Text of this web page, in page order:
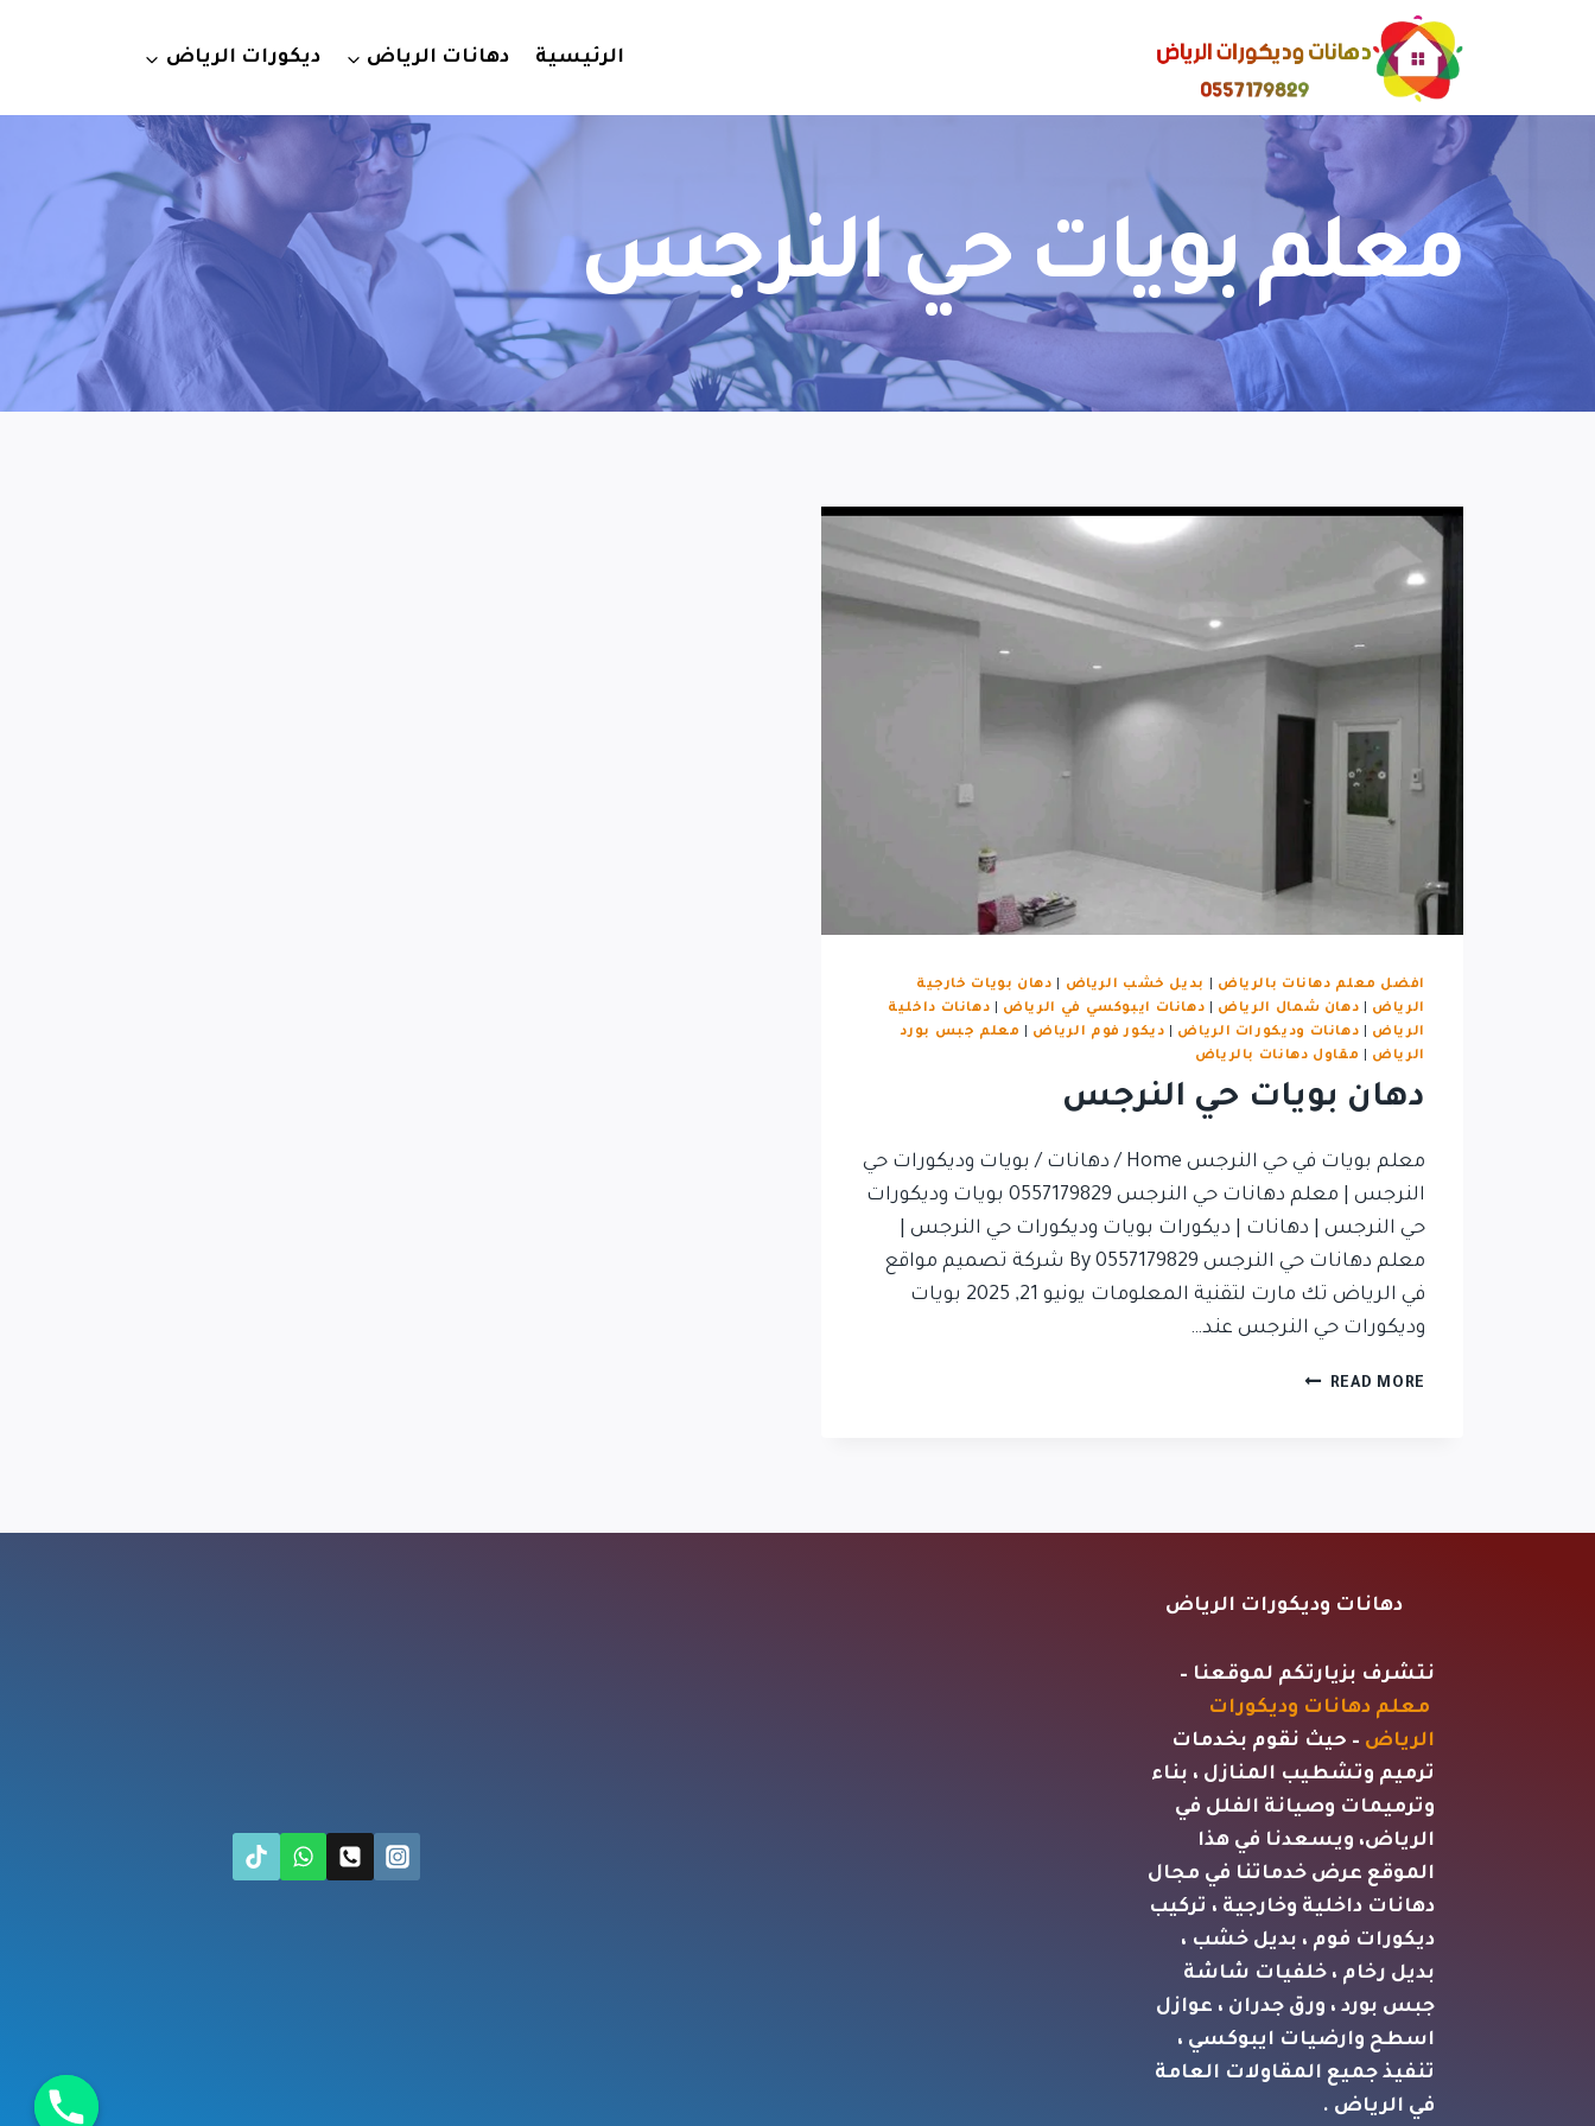
الرئيسية دهانات الرياض ديكورات الرياض
معلم بويات حي النرجس
افضل معلم دهانات بالرياض بديل خشب الرياض
دهان بويات خارجية
الرياض
دهان شمال الرياض دهانات ايبوكسي في الرياض
دهانات داخلية
الرياض
دهانات وديكورات الرياض ديكور فوم الرياض
معلم جبس بورد
الرياض
مقاول دهانات بالرياض
دهان بويات حي النرجس
معلم بويات في حي النرجس Home / دهانات / بويات وديكورات حي
النرجس | معلم دهانات حي النرجس 0557179829 بويات وديكورات
حي النرجس | دهانات | ديكورات بويات وديكورات حي النرجس |
معلم دهانات حي النرجس 0557179829 By شركة تصميم مواقع
في الرياض تك مارت لتقنية المعلومات يونيو 21, 2025 بويات
وديكورات حي النرجس عند…
READ MORE
دهانات وديكورات الرياض
نتشرف بزيارتكم لموقعنا –
معلم دهانات وديكورات
الرياض – حيث نقوم بخدمات
ترميم وتشطيب المنازل ، بناء
وترميمات وصيانة الفلل في
الرياض، ويسعدنا في هذا
الموقع عرض خدماتنا في مجال
دهانات داخلية وخارجية ، تركيب
ديكورات فوم ، بديل خشب ،
بديل رخام ، خلفيات شاشة
جبس بورد ، ورق جدران ، عوازل
اسطح وارضيات ايبوكسي ،
تنفيذ جميع المقاولات العامة
في الرياض .